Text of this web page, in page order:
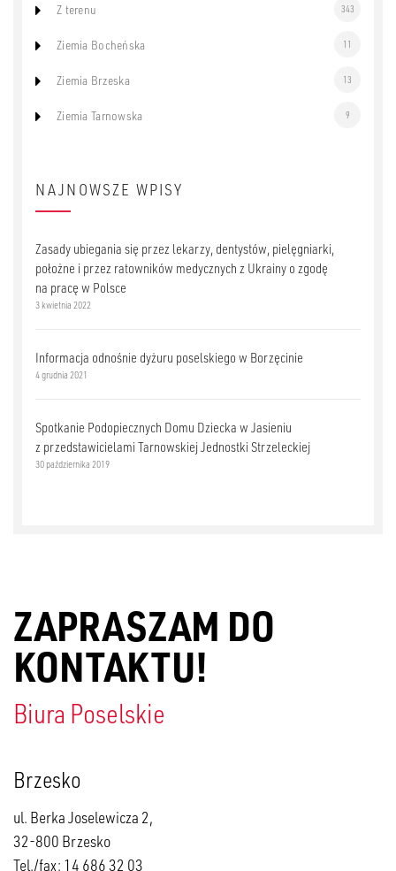
Z terenu 343
Ziemia Bocheńska 11
Ziemia Brzeska 13
Ziemia Tarnowska 9
NAJNOWSZE WPISY
Zasady ubiegania się przez lekarzy, dentystów, pielęgniarki,
położne i przez ratowników medycznych z Ukrainy o zgodę
na pracę w Polsce
3 kwietnia 2022
Informacja odnośnie dyżuru poselskiego w Borzęcinie
4 grudnia 2021
Spotkanie Podopiecznych Domu Dziecka w Jasieniu
z przedstawicielami Tarnowskiej Jednostki Strzeleckiej
30 października 2019
ZAPRASZAM DO
KONTAKTU!
Biura Poselskie
Brzesko
ul. Berka Joselewicza 2,
32-800 Brzesko
Tel./fax: 14 686 32 03